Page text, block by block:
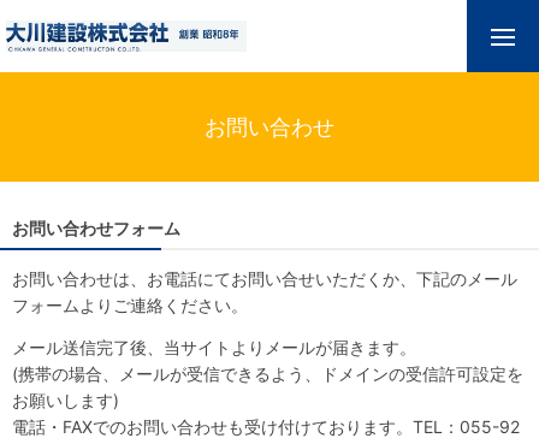
お問い合わせ
お問い合わせフォーム
お問い合わせは、お電話にてお問い合せいただくか、下記のメール
フォームよりご連絡ください。
メール送信完了後、当サイトよりメールが届きます。
(携帯の場合、メールが受信できるよう、ドメインの受信許可設定を
お願いします)
電話・FAXでのお問い合わせも受け付けております。TEL：055-92